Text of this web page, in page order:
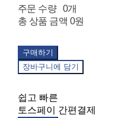
주문 수량
0개
총 상품 금액 0원
구매하기
장바구니에 담기
쉽고 빠른
토스페이 간편결제